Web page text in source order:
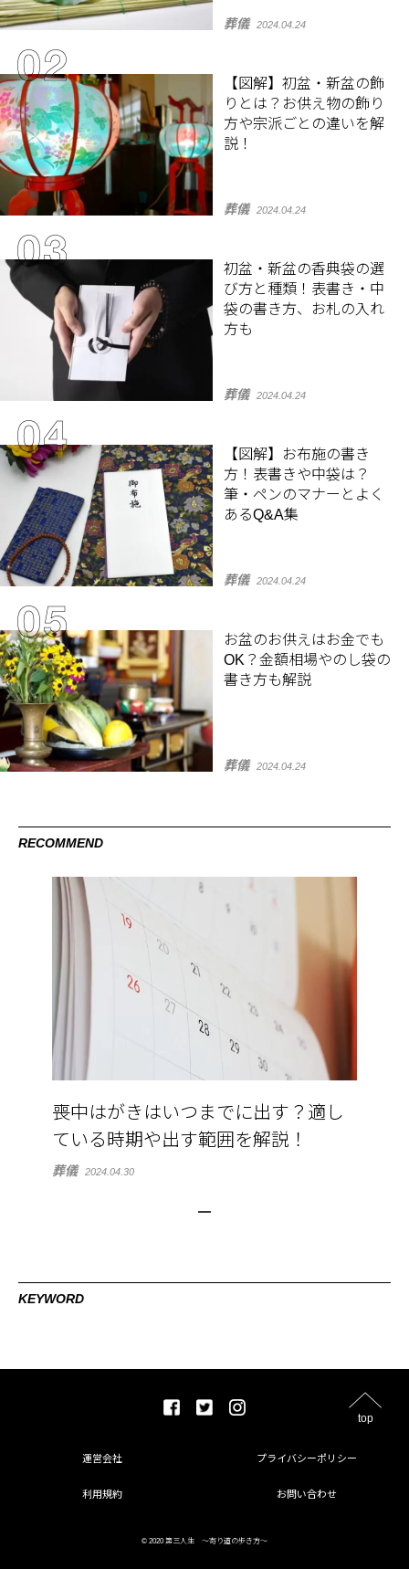
葬儀 2024.04.24
【図解】初盆・新盆の飾
りとは？お供え物の飾り
方や宗派ごとの違いを解
説！
葬儀 2024.04.24
初盆・新盆の香典袋の選
び方と種類！表書き・中
袋の書き方、お札の入れ
方も
葬儀 2024.04.24
【図解】お布施の書き
方！表書きや中袋は？
筆・ペンのマナーとよく
あるQ&A集
葬儀 2024.04.24
お盆のお供えはお金でも
OK？金額相場やのし袋の
書き方も解説
葬儀 2024.04.24
RECOMMEND
喪中はがきはいつまでに出す？適し
ている時期や出す範囲を解説！
葬儀 2024.04.30
KEYWORD
top
運営会社 プライバシーポリシー
利用規約 お問い合わせ
© 2020 第三人生 〜寄り道の歩き方〜